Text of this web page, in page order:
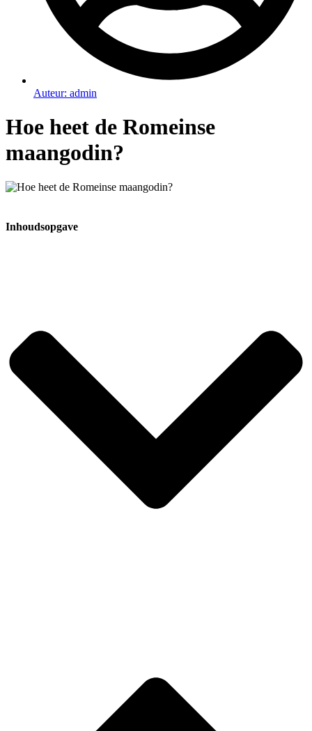
Auteur: admin
Hoe heet de Romeinse
maangodin?
Inhoudsopgave